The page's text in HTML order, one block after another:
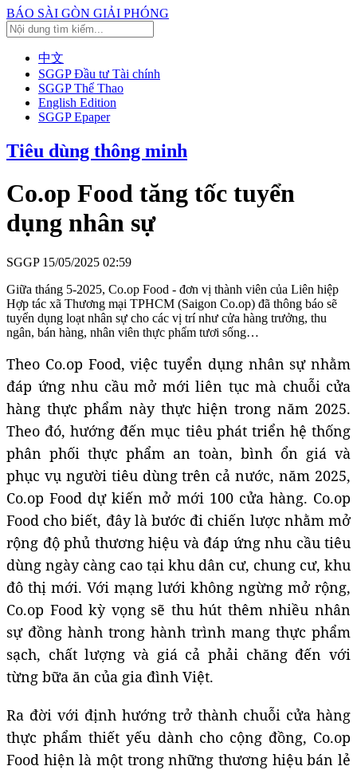
BÁO SÀI GÒN GIẢI PHÓNG
中文
SGGP Đầu tư Tài chính
SGGP Thể Thao
English Edition
SGGP Epaper
Tiêu dùng thông minh
Co.op Food tăng tốc tuyển
dụng nhân sự
SGGP 15/05/2025 02:59
Giữa tháng 5-2025, Co.op Food - đơn vị thành viên của Liên hiệp
Hợp tác xã Thương mại TPHCM (Saigon Co.op) đã thông báo sẽ
tuyển dụng loạt nhân sự cho các vị trí như cửa hàng trưởng, thu
ngân, bán hàng, nhân viên thực phẩm tươi sống…
Theo Co.op Food, việc tuyển dụng nhân sự nhằm
đáp ứng nhu cầu mở mới liên tục mà chuỗi cửa
hàng thực phẩm này thực hiện trong năm 2025.
Theo đó, hướng đến mục tiêu phát triển hệ thống
phân phối thực phẩm an toàn, bình ổn giá và
phục vụ người tiêu dùng trên cả nước, năm 2025,
Co.op Food dự kiến mở mới 100 cửa hàng. Co.op
Food cho biết, đây là bước đi chiến lược nhằm mở
rộng độ phủ thương hiệu và đáp ứng nhu cầu tiêu
dùng ngày càng cao tại khu dân cư, chung cư, khu
đô thị mới. Với mạng lưới không ngừng mở rộng,
Co.op Food kỳ vọng sẽ thu hút thêm nhiều nhân
sự đồng hành trong hành trình mang thực phẩm
sạch, chất lượng và giá cả phải chăng đến với
từng bữa ăn của gia đình Việt.
Ra đời với định hướng trở thành chuỗi cửa hàng
thực phẩm thiết yếu dành cho cộng đồng, Co.op
Food hiện là một trong những thương hiệu bán lẻ